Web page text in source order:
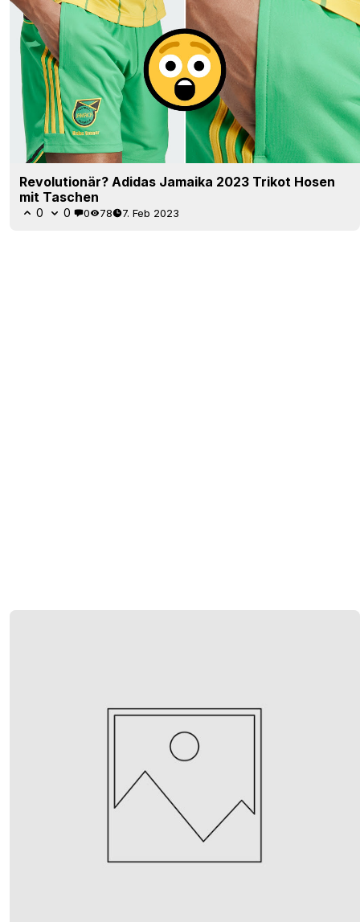
Revolutionär? Adidas Jamaika 2023 Trikot Hosen
mit Taschen
0 0 0 78 7. Feb 2023